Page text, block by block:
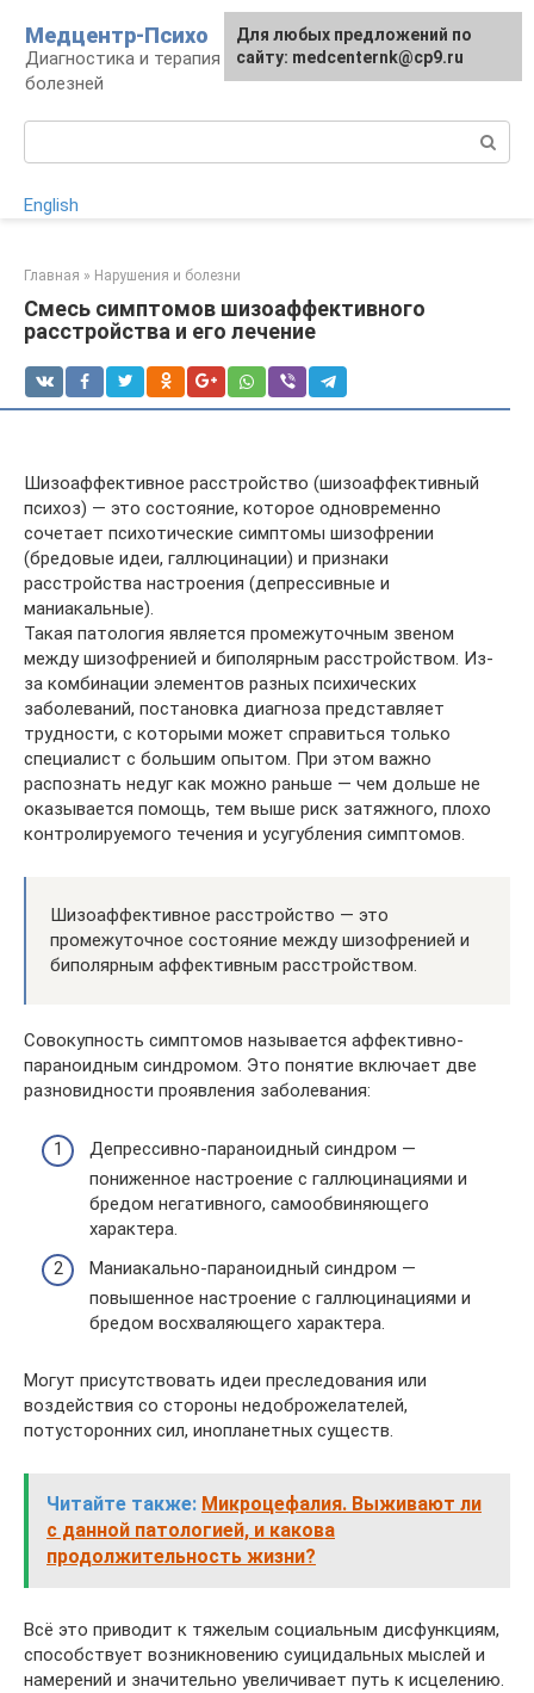
контенту
Медцентр-Психо
Диагностика и терапия психоневрологических
болезней
English
Главная » Нарушения и болезни
Смесь симптомов шизоаффективного
расстройства и его лечение
Шизоаффективное расстройство (шизоаффективный
психоз) — это состояние, которое одновременно
сочетает психотические симптомы шизофрении
(бредовые идеи, галлюцинации) и признаки
расстройства настроения (депрессивные и
маниакальные).
Такая патология является промежуточным звеном
между шизофренией и биполярным расстройством. Из-
за комбинации элементов разных психических
заболеваний, постановка диагноза представляет
трудности, с которыми может справиться только
специалист с большим опытом. При этом важно
распознать недуг как можно раньше — чем дольше не
оказывается помощь, тем выше риск затяжного, плохо
контролируемого течения и усугубления симптомов.
Шизоаффективное расстройство — это
промежуточное состояние между шизофренией и
биполярным аффективным расстройством.
Совокупность симптомов называется аффективно-
параноидным синдромом. Это понятие включает две
разновидности проявления заболевания:
Депрессивно-параноидный синдром —
пониженное настроение с галлюцинациями и
бредом негативного, самообвиняющего
характера.
Маниакально-параноидный синдром —
повышенное настроение с галлюцинациями и
бредом восхваляющего характера.
Могут присутствовать идеи преследования или
воздействия со стороны недоброжелателей,
потусторонних сил, инопланетных существ.
Читайте также: Микроцефалия. Выживают ли
с данной патологией, и какова
продолжительность жизни?
Всё это приводит к тяжелым социальным дисфункциям,
способствует возникновению суицидальных мыслей и
намерений и значительно увеличивает путь к исцелению.
Для любых предложений по
сайту: medcenternk@cp9.ru